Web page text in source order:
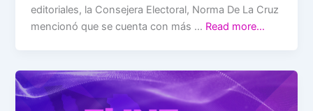
editoriales, la Consejera Electoral, Norma De La Cruz
mencionó que se cuenta con más … Read more…